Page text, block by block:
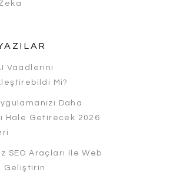
Vaadlerini
Mi?
Daha
Hale Getirecek 2026
SEO Araçları ile Web
Geliştirin